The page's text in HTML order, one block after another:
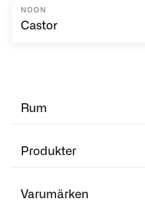
Rum
Produkter
Varumärken
NOON
Castor